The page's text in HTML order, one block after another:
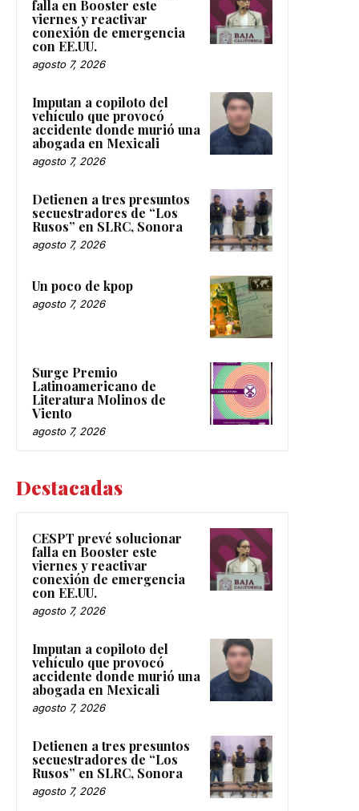
falla en Booster este
viernes y reactivar
conexión de emergencia
con EE.UU.
agosto 7, 2026
Imputan a copiloto del
vehículo que provocó
accidente donde murió una
abogada en Mexicali
agosto 7, 2026
Detienen a tres presuntos
secuestradores de “Los
Rusos” en SLRC, Sonora
agosto 7, 2026
Un poco de kpop
agosto 7, 2026
Surge Premio
Latinoamericano de
Literatura Molinos de
Viento
agosto 7, 2026
Destacadas
CESPT prevé solucionar
falla en Booster este
viernes y reactivar
conexión de emergencia
con EE.UU.
agosto 7, 2026
Imputan a copiloto del
vehículo que provocó
accidente donde murió una
abogada en Mexicali
agosto 7, 2026
Detienen a tres presuntos
secuestradores de “Los
Rusos” en SLRC, Sonora
agosto 7, 2026